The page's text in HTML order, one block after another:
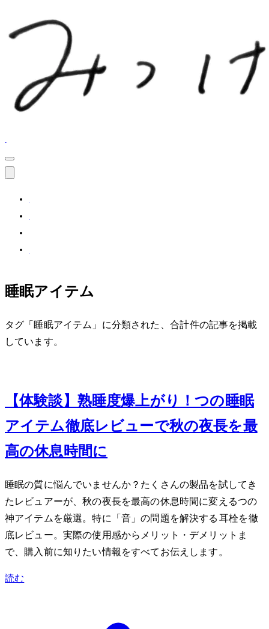
睡眠アイテム
タグ「睡眠アイテム」に分類された、合計 1 件の記事を掲載
しています。
【体験談】熟睡度爆上がり！5つの睡眠
アイテム徹底レビューで秋の夜長を最
高の休息時間に
睡眠の質に悩んでいませんか？たくさんの製品を試してき
たレビュアーが、秋の夜長を最高の休息時間に変える5つの
神アイテムを厳選。特に「音」の問題を解決するLoop Quiet耳栓を徹
底レビュー。実際の使用感からメリット・デメリットま
で、購入前に知りたい情報をすべてお伝えします。
読む